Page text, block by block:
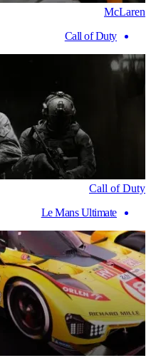
McLaren
Call of Duty
Call of Duty
Le Mans Ultimate